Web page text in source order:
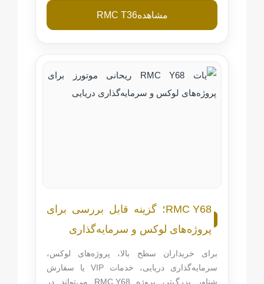
مشاهدهRMC T36
RMC Y68؛ گزینه قابل بررسی برای
پروژه‌های لوکس و سرمایه‌گذاری
برای خریداران سطح بالا، پروژه‌های لوکس،
سرمایه‌گذاری دریایی، خدمات VIP یا سفارش
شناور بزرگ‌تر، پروژه RMC Y68 می‌تواند در